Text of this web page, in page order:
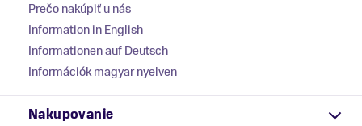
Prečo nakúpiť u nás
Information in English
Informationen auf Deutsch
Információk magyar nyelven
Nakupovanie